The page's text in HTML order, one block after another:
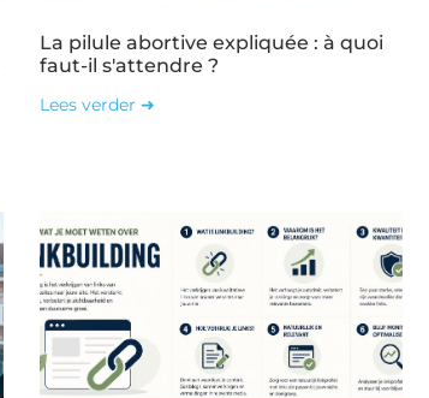
La pilule abortive expliquée : à quoi
faut-il s'attendre ?
Lees verder ➜